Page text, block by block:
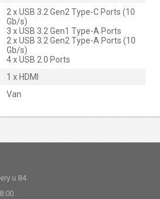
2 x USB 3.2 Gen2 Type-C Ports (10
Gb/s)
3 x USB 3.2 Gen1 Type-A Ports
2 x USB 3.2 Gen2 Type-A Ports (10
Gb/s)
4 x USB 2.0 Ports
1 x HDMI
Van
u 84.